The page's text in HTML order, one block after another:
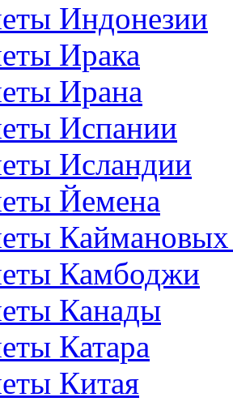
Индонезии
Ирака
Ирана
Испании
Исландии
Йемена
Каймановых
Камбоджи
Канады
Катара
Китая